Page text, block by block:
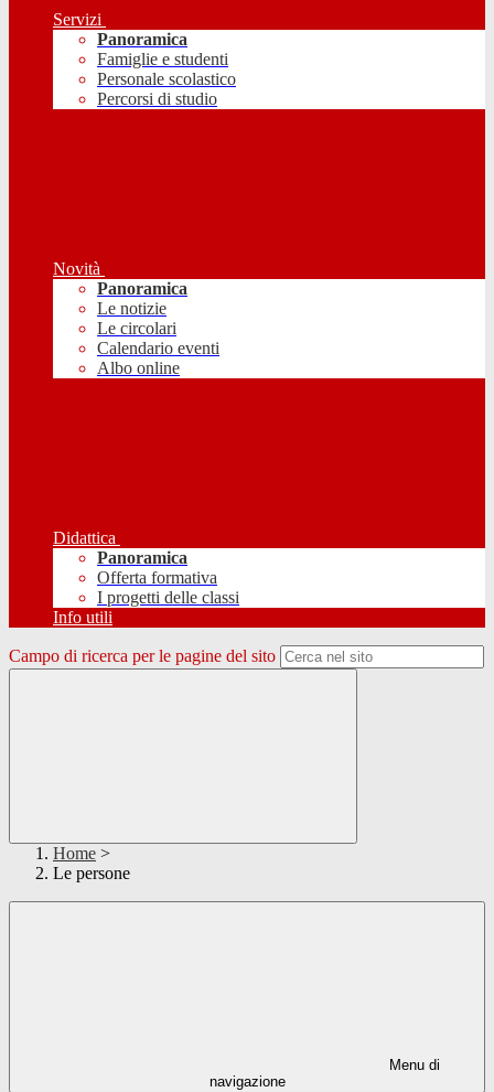
Servizi
Panoramica
Famiglie e studenti
Personale scolastico
Percorsi di studio
Novità
Panoramica
Le notizie
Le circolari
Calendario eventi
Albo online
Didattica
Panoramica
Offerta formativa
I progetti delle classi
Info utili
Campo di ricerca per le pagine del sito
Home >
Le persone
Menu di
navigazione